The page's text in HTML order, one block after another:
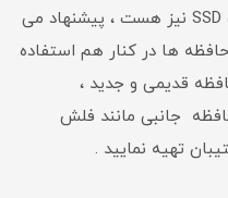
قادر به استفاده از حافظه پرسرعت SSD نیز هست ، پیشنهاد می
ها در کنار هم استفاده
قدیمی و جدید ،
جانبی مانند فلش
تهیه نمایید .